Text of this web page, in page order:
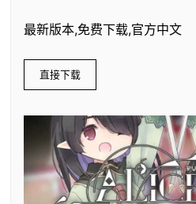
最新版本,免费下载,官方中文
直接下载